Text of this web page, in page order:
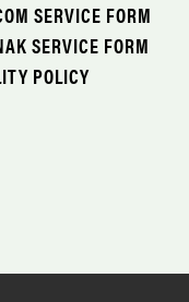
SERVICE FORM
SERVICE FORM
POLICY